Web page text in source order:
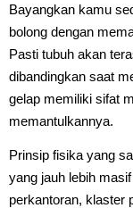
Bayangkan kamu
bolong dengan
Pasti tubuh akan
dibandingkan saat
gelap memiliki sifat
memantulkannya.
Prinsip fisika yang
yang jauh lebih
perkantoran, klaster